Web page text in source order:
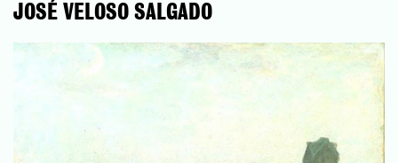
JOSÉ VELOSO SALGADO